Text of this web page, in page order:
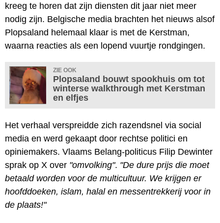
kreeg te horen dat zijn diensten dit jaar niet meer
nodig zijn. Belgische media brachten het nieuws alsof
Plopsaland helemaal klaar is met de Kerstman,
waarna reacties als een lopend vuurtje rondgingen.
ZIE OOK
Plopsaland bouwt spookhuis om tot
winterse walkthrough met Kerstman
en elfjes
Het verhaal verspreidde zich razendsnel via social
media en werd gekaapt door rechtse politici en
opiniemakers. Vlaams Belang-politicus Filip Dewinter
sprak op X over "omvolking". "De dure prijs die moet
betaald worden voor de multicultuur. We krijgen er
hoofddoeken, islam, halal en messentrekkerij voor in
de plaats!"